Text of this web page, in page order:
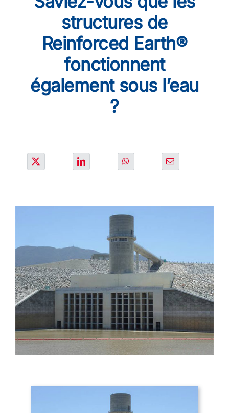
CARRIERE
structures de
Reinforced Earth®
fonctionnent
également sous l’eau
?